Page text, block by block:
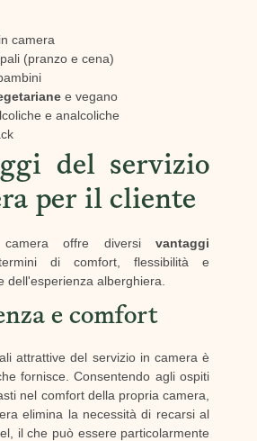
camera
(pranzo e cena)
e vegano
e analcoliche
del servizio
per il cliente
offre diversivantaggi
di comfort, flessibilità e
dell'esperienza alberghiera.
e comfort
attrattive del servizio in camera è
fornisce. Consentendo agli ospiti
nel comfort della propria camera,
elimina la necessità di recarsi al
il che può essere particolarmente